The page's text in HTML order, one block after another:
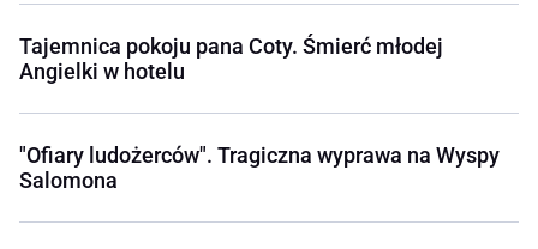
Tajemnica pokoju pana Coty. Śmierć młodej
Angielki w hotelu
"Ofiary ludożerców". Tragiczna wyprawa na Wyspy
Salomona